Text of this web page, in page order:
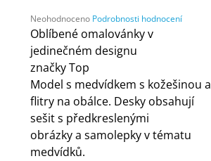
Průměrné
hodnocení
produktu
je
0,0
z
5
hvězdiček.
Neohodnoceno Podrobnosti hodnocení
Oblíbené omalovánky v
jedinečném designu
značky Top
Model s medvídkem s kožešinou a
flitry na obálce. Desky obsahují
sešit s předkreslenými
obrázky a samolepky v tématu
medvídků.